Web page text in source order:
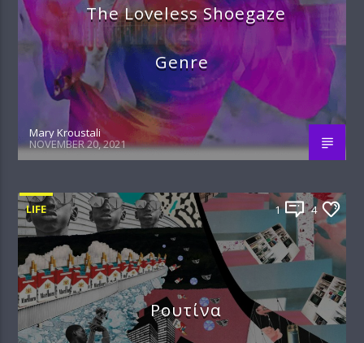
The Loveless Shoegaze
Genre
Mary Kroustali
NOVEMBER 20, 2021
LIFE 1 4
Ρουτίνα